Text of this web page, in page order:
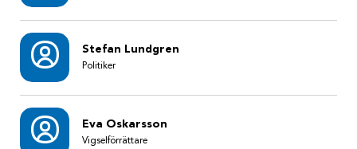
Stefan Lundgren
Politiker
Eva Oskarsson
Vigselförrättare